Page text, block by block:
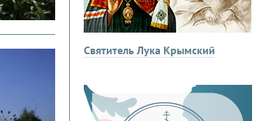
Святитель Лука Крымский